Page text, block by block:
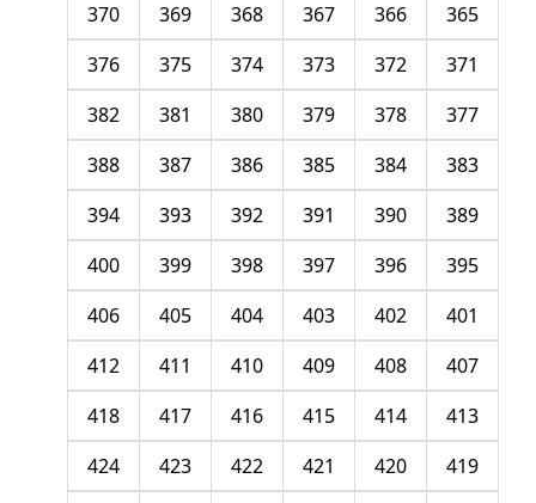
365
366
367
368
369
370
371
372
373
374
375
376
377
378
379
380
381
382
383
384
385
386
387
388
389
390
391
392
393
394
395
396
397
398
399
400
401
402
403
404
405
406
407
408
409
410
411
412
413
414
415
416
417
418
419
420
421
422
423
424